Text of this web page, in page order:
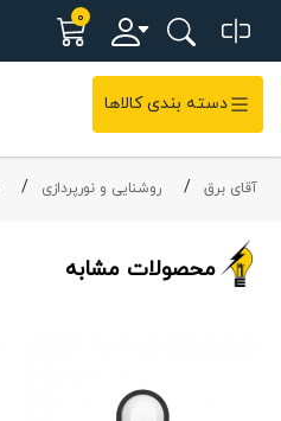
0
دسته بندی کالاها
آقای برق روشنایی و نورپردازی
محصولات مشابه